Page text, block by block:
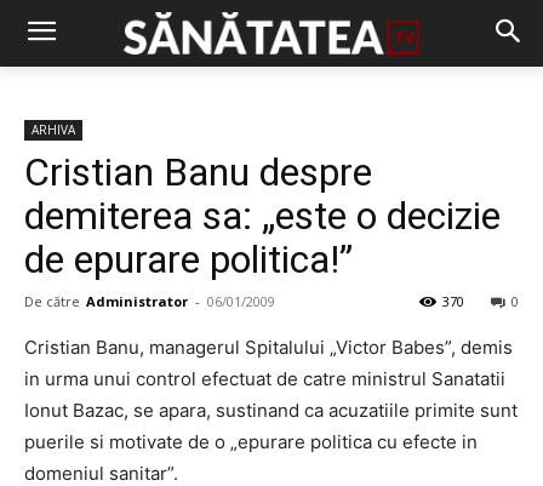
ARHIVA
Cristian Banu despre
demiterea sa: „este o decizie
de epurare politica!”
De către Administrator - 06/01/2009 0
370
Cristian Banu, managerul Spitalului „Victor Babes”, demis
in urma unui control efectuat de catre ministrul Sanatatii
Ionut Bazac, se apara, sustinand ca acuzatiile primite sunt
puerile si motivate de o „epurare politica cu efecte in
domeniul sanitar”.